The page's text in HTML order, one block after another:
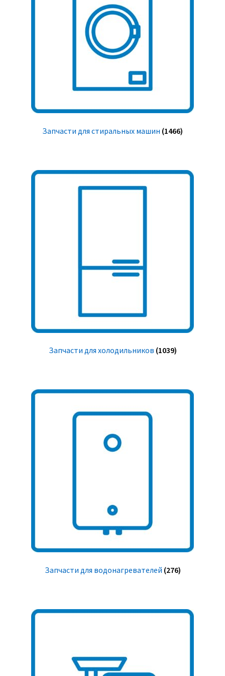
Запчасти для стиральных машин (1466)
Запчасти для холодильников (1039)
Запчасти для водонагревателей (276)